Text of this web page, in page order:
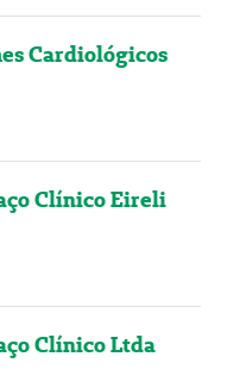
Cardiológicos
Clínico Eireli
Clínico Ltda